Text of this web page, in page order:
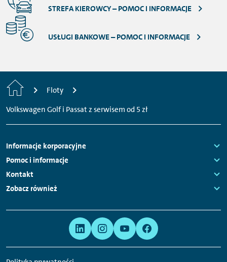
STREFA KIEROWCY – POMOC I INFORMACJE
USŁUGI BANKOWE – POMOC I INFORMACJE
Strona Floty
Volkswagen Golf i Passat z serwisem od 5 zł
Nawigacja
stopki
Informacje korporacyjne
Links:
Pomoc i informacje
Links:
Kontakt
Links:
Zobacz również
serwisów